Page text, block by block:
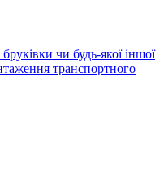
чи будь-якої іншої
транспортного